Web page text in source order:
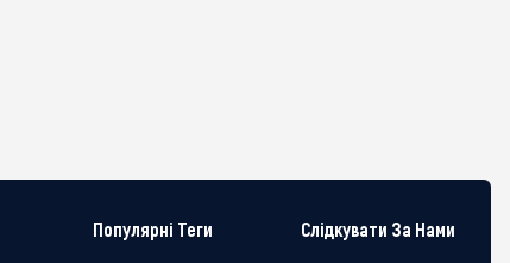
Популярні Теги Слідкувати За Нами